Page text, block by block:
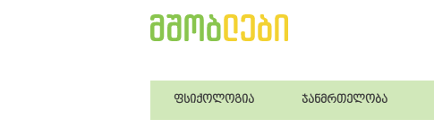
ფსიქოლოგია ჯანმრთელობა